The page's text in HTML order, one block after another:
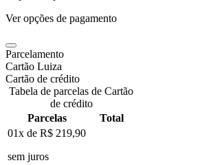
Ver opções de pagamento
Parcelamento
Cartão Luiza
Cartão de crédito
Tabela de parcelas de Cartão
de crédito
Parcelas
Total
01x de R$ 219,90
sem juros